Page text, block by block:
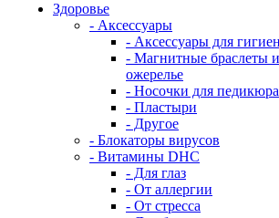
Здоровье
- Аксессуары
- Аксессуары для
- Магнитные браслеты
ожерелье
- Носочки для педикюра
- Пластыри
- Другое
- Блокаторы вирусов
- Витамины DHC
- Для глаз
- От аллергии
- От стресса